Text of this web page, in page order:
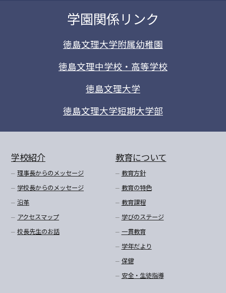
学園関係リンク
徳島文理大学附属幼稚園
徳島文理中学校・高等学校
徳島文理大学
徳島文理大学短期大学部
学校紹介
理事長からのメッセージ
学校長からのメッセージ
沿革
アクセスマップ
校長先生のお話
教育について
教育方針
教育の特色
教育課程
学びのステージ
一貫教育
学年だより
保健
安全・生徒指導